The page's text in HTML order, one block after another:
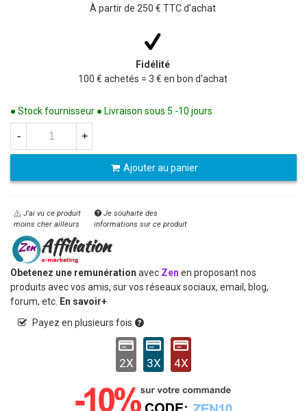
À partir de 250 € TTC d'achat
Fidélité
100 € achetés = 3 € en bon d'achat
● Stock fournisseur ● Livraison sous 5 -10 jours
- +
Ajouter au panier
J'ai vu ce produit
moins cher ailleurs
Je souhaite des
informations sur ce produit
Obetenez une remunération avec Zen en proposant nos
produits avec vos amis, sur vos réseaux sociaux, email, blog,
forum, etc. En savoir+
Payez en plusieurs fois
2X 3X 4X